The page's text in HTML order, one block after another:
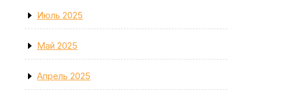
Июль 2025
Май 2025
Апрель 2025